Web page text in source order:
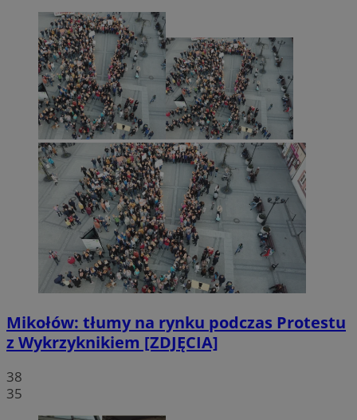
Mikołów: tłumy na rynku podczas Protestu
z Wykrzyknikiem [ZDJĘCIA]
38
35